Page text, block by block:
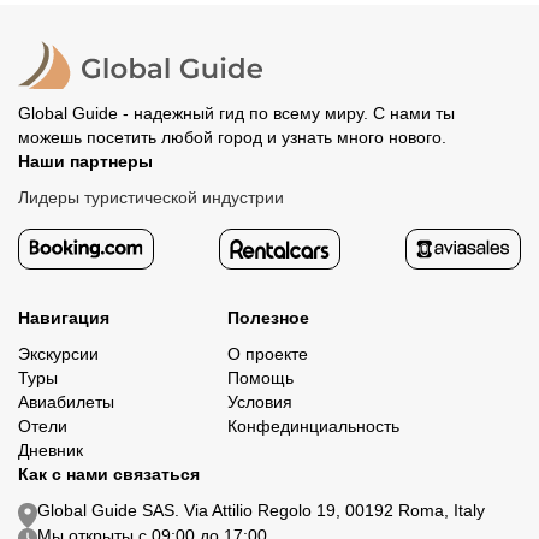
организатору напрямую не требуется.
Global Guide - надежный гид по всему миру. С нами ты
можешь посетить любой город и узнать много нового.
Наши партнеры
Лидеры туристической индустрии
Навигация
Экскурсии
Туры
Авиабилеты
Отели
Дневник
Полезное
О проекте
Помощь
Условия
Конфединциальность
Как с нами связаться
Global Guide SAS. Via Attilio Regolo 19, 00192 Roma, Italy